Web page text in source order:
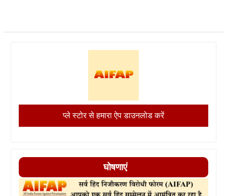
प्ले स्टोर से हमारा ऐप डाउनलोड करें
घोषणाएं